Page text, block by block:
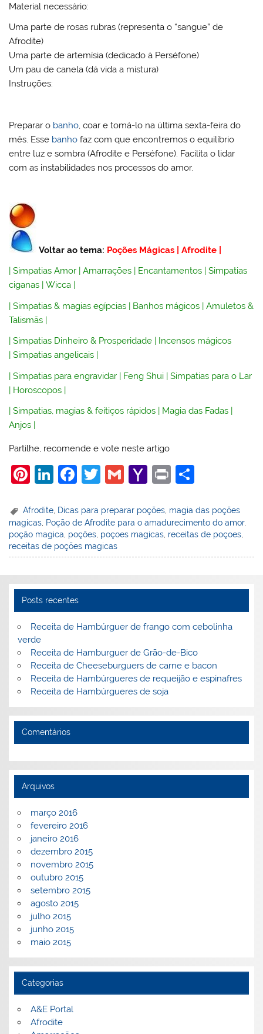
Material necessário:
Uma parte de rosas rubras (representa o “sangue” de
Afrodite)
Uma parte de artemísia (dedicado à Perséfone)
Um pau de canela (dá vida a mistura)
Instruções:
Preparar o banho, coar e tomá-lo na última sexta-feira do
mês. Esse banho faz com que encontremos o equilíbrio
entre luz e sombra (Afrodite e Perséfone). Facilita o lidar
com as instabilidades nos processos do amor.
Voltar ao tema: Poções Mágicas |Afrodite
|Simpatias Amor |Amarrações Encantamentos |Simpatias
ciganas |Wicca
|Simpatias & magias egípcias | Banhos mágicos |Amuletos &
Talismãs |
|Simpatias Dinheiro & Prosperidade | Incensos mágicos
|Simpatias angelicais |
|Simpatias para engravidar | Feng Shui |Simpatias para o Lar
| Horoscopos |
|Simpatias, magias & feitiços rápidos | Magia das Fadas |
Anjos |
Partilhe, recomende e vote neste artigo
Pi
er
e
st
Li
k
e
dI
F
c
e
b
o
k
T
itt
er
G
ai
l
Y
h
o
ai
Pr
t
ar
e
Afrodite Dicas para preparar poções magia das poções
magicas Poção de Afrodite para o amadurecimento do amor,
poção magica poções poçoes magicas receitas de poçoes
receitas de poções magicas
Posts recentes
Receita de Hambúrguer de frango com cebolinha
verde
Receita de Hamburguer de Grão-de-Bico
Receita de Cheeseburguers de carne e bacon
Receita de Hambúrgueres de requeijão e espinafres
Receita de Hambúrgueres de soja
Comentários
Arquivos
março 2016
fevereiro 2016
janeiro 2016
dezembro 2015
novembro 2015
outubro 2015
setembro 2015
agosto 2015
julho 2015
junho 2015
maio 2015
Categorias
A&E Portal
Afrodite